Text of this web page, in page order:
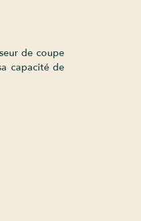
de coupe
capacité de